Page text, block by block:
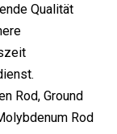
Qualität